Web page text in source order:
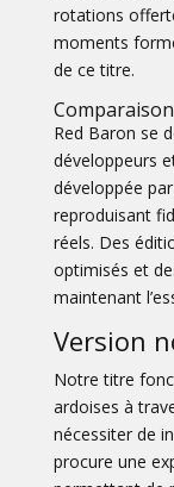
rotations
moments
de ce titre.
Red Baron se
développeurs
développée
reproduisant
réels. Des
optimisés et
maintenant
Version
Notre titre
ardoises à
nécessiter de
procure une